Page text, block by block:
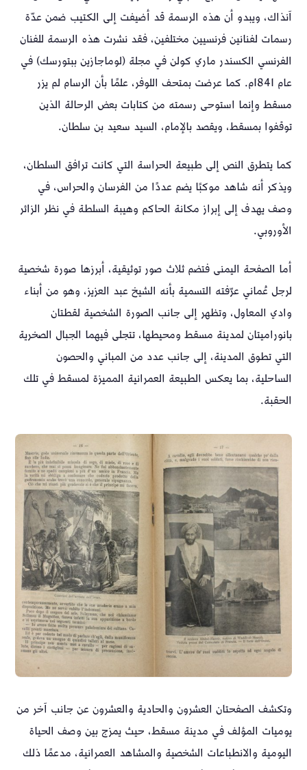
آنذاك، ويبدو أن هذه الرسمة قد أضيفت إلى الكتيب ضمن عدّة
رسمات لفنانين فرنسيين مختلفين، فقد نشرت هذه الرسمة للفنان
الفرنسي الكسندر ماري كولن في مجلة (لوماجازين ببتورسك) في
عام 1841م. كما عرضت بمتحف اللوفر، علمًا بأن الرسام لم يزر
مسقط وإنما استوحى رسمته من كتابات بعض الرحالة الذين
توقفوا بمسقط، ويقصد بالإمام، السيد سعيد بن سلطان.
كما يتطرق النص إلى طبيعة الحراسة التي كانت ترافق السلطان،
ويذكر أنه شاهد موكبًا يضم عددًا من الفرسان والحراس، في
وصف يهدف إلى إبراز مكانة الحاكم وهيبة السلطة في نظر الزائر
الأوروبي.
أما الصفحة اليمنى فتضم ثلاث صور توثيقية، أبرزها صورة شخصية
لرجل عُماني عرّفته التسمية بأنه الشيخ عبد العزيز، وهو من أبناء
وادي المعاول، وتظهر إلى جانب الصورة الشخصية لقطتان
بانوراميتان لمدينة مسقط ومحيطها، تتجلى فيهما الجبال الصخرية
التي تطوق المدينة، إلى جانب عدد من المباني والحصون
الساحلية، بما يعكس الطبيعة العمرانية المميزة لمسقط في تلك
الحقبة.
وتكشف الصفحتان العشرون والحادية والعشرون عن جانب آخر من
يوميات المؤلف في مدينة مسقط، حيث يمزج بين وصف الحياة
اليومية والانطباعات الشخصية والمشاهد العمرانية، مدعمًا ذلك